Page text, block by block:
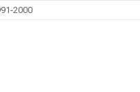
2000